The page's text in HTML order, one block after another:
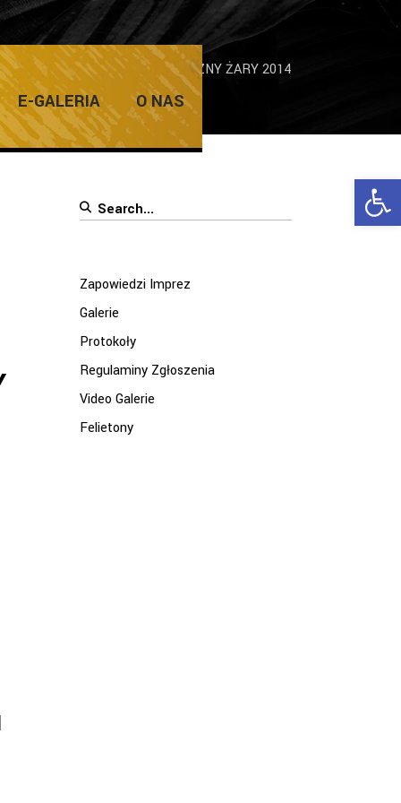
E-GALERIA O NAS
KONKURS FOTOGRAFICZNY ŻARY 2014
Search
Zapowiedzi Imprez
Galerie
Protokoły
Regulaminy Zgłoszenia
Video Galerie
Felietony